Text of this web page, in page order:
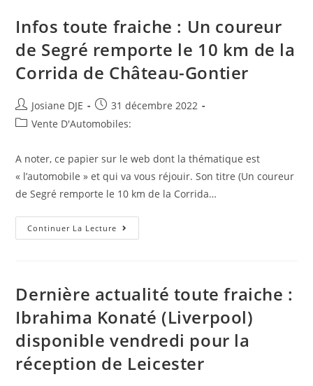
Infos toute fraiche : Un coureur
de Segré remporte le 10 km de la
Corrida de Château-Gontier
Auteur/autrice
de
Josiane DJE
Post
published:
31 décembre 2022
PostVente D'Automobiles:
A noter, ce papier sur le web dont la thématique est
« l’automobile » et qui va vous réjouir. Son titre (Un coureur
de Segré remporte le 10 km de la Corrida…
Continuer La Lecture Infos
Toute
De
Segré
Le
10
Km
De
Corrida
Dernière actualité toute fraiche :
Ibrahima Konaté (Liverpool)
disponible vendredi pour la
réception de Leicester